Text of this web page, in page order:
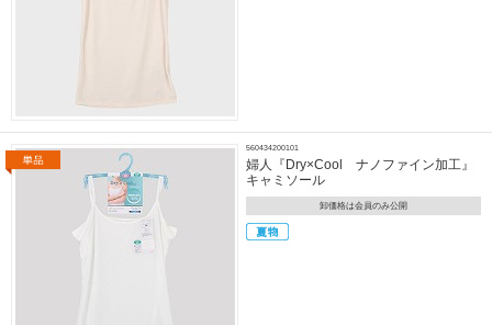
560434200101
婦人『Dry×Cool ナノファイン加工』
キャミソール
卸価格は会員のみ公開